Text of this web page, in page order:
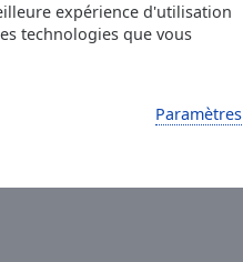
expérience d'utilisation
technologies que vous
Paramètres